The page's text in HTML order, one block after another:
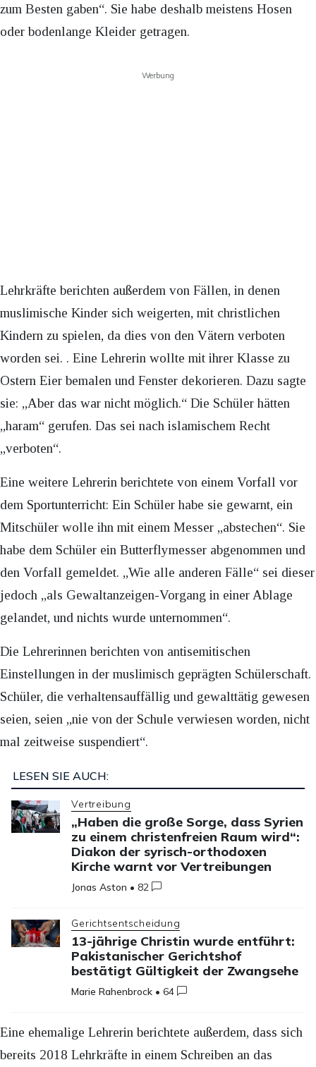
zum Besten gaben“. Sie habe deshalb meistens Hosen
oder bodenlange Kleider getragen.
Werbung
Lehrkräfte berichten außerdem von Fällen, in denen
muslimische Kinder sich weigerten, mit christlichen
Kindern zu spielen, da dies von den Vätern verboten
worden sei. . Eine Lehrerin wollte mit ihrer Klasse zu
Ostern Eier bemalen und Fenster dekorieren. Dazu sagte
sie: „Aber das war nicht möglich.“ Die Schüler hätten
„haram“ gerufen. Das sei nach islamischem Recht
„verboten“.
Eine weitere Lehrerin berichtete von einem Vorfall vor
dem Sportunterricht: Ein Schüler habe sie gewarnt, ein
Mitschüler wolle ihn mit einem Messer „abstechen“. Sie
habe dem Schüler ein Butterflymesser abgenommen und
den Vorfall gemeldet. „Wie alle anderen Fälle“ sei dieser
jedoch „als Gewaltanzeigen-Vorgang in einer Ablage
gelandet, und nichts wurde unternommen“.
Die Lehrerinnen berichten von antisemitischen
Einstellungen in der muslimisch geprägten Schülerschaft.
Schüler, die verhaltensauffällig und gewalttätig gewesen
seien, seien „nie von der Schule verwiesen worden, nicht
mal zeitweise suspendiert“.
LESEN SIE AUCH:
Vertreibung
„Haben die große Sorge, dass Syrien
zu einem christenfreien Raum wird“:
Diakon der syrisch-orthodoxen
Kirche warnt vor Vertreibungen
Jonas Aston • 82
Gerichtsentscheidung
13-jährige Christin wurde entführt:
Pakistanischer Gerichtshof
bestätigt Gültigkeit der Zwangsehe
Marie Rahenbrock •64
Eine ehemalige Lehrerin berichtete außerdem, dass sich
bereits 2018 Lehrkräfte in einem Schreiben an das